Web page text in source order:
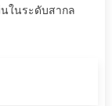
ในระดับสากล